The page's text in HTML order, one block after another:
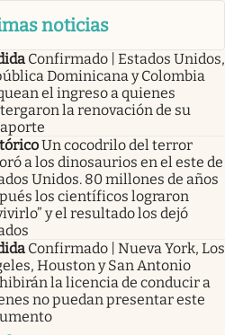
noticias
Confirmado | Estados Unidos,
Dominicana y Colombia
el ingreso a quienes
la renovación de su
Un cocodrilo del terror
a los dinosaurios en el este de
Unidos. 80 millones de años
los científicos lograron
y el resultado los dejó
Confirmado | Nueva York, Los
Houston y San Antonio
la licencia de conducir a
no puedan presentar este